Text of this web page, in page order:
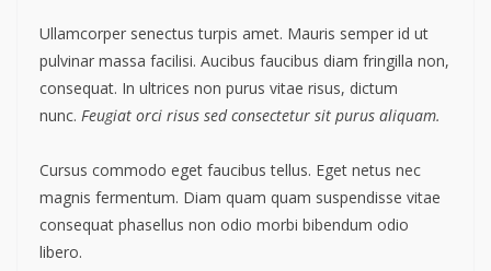
Ullamcorper senectus turpis amet. Mauris semper id ut
pulvinar massa facilisi. Aucibus faucibus diam fringilla non,
consequat. In ultrices non purus vitae risus, dictum
nunc. Feugiat orci risus sed consectetur sit purus aliquam.
Cursus commodo eget faucibus tellus. Eget netus nec
magnis fermentum. Diam quam quam suspendisse vitae
consequat phasellus non odio morbi bibendum odio
libero.